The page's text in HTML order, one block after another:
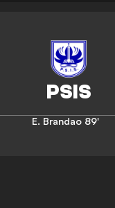
E. Brandao 89'